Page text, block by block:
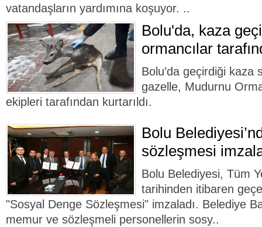
vatandaşların yardımına koşuyor. ..
Bolu'da, kaza
ormancılar
Bolu’da geçirdiği kaza
gazelle, Mudurnu
ekipleri tarafından kurtarıldı.
Bolu
sözleşmesi
Bolu Belediyesi, Tüm
tarihinden itibaren
"Sosyal Denge Sözleşmesi" imzaladı. Belediye
memur ve sözleşmeli personellerin sosy..